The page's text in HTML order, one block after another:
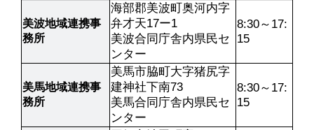
美波地域連携事
務所
海部郡美波町奥河内字
弁才天17ー1
美波合同庁舎内県民セ
ンター
8:30～17:
15
美馬地域連携事
務所
美馬市脇町大字猪尻字
建神社下南73
美馬合同庁舎内県民セ
ンター
8:30～17:
15